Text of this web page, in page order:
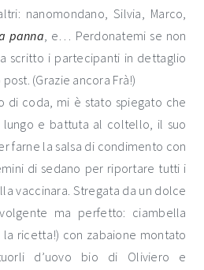
nanomondano, Silvia, Marco,
panna, e… Perdonatemi se non
scritto i partecipanti in dettaglio
(Grazie ancora Frà!)
di coda, mi è stato spiegato che
e battuta al coltello, il suo
farne la salsa di condimento con
di sedano per riportare tutti i
vaccinara. Stregata da un dolce
ma perfetto: ciambella
ricetta!) con zabaione montato
d’uovo bio di Oliviero e